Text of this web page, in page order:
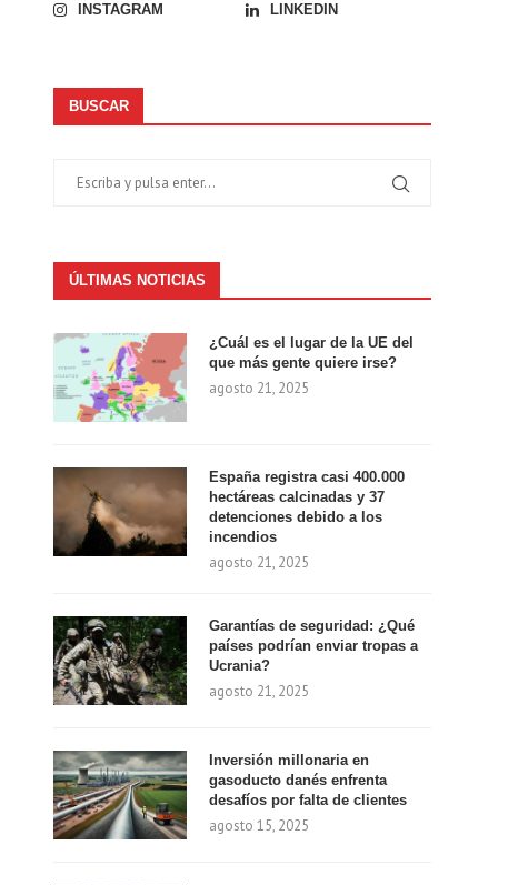
INSTAGRAM
LINKEDIN
BUSCAR
ÚLTIMAS NOTICIAS
¿Cuál es el lugar de la UE del
que más gente quiere irse?
agosto 21, 2025
España registra casi 400.000
hectáreas calcinadas y 37
detenciones debido a los
incendios
agosto 21, 2025
Garantías de seguridad: ¿Qué
países podrían enviar tropas a
Ucrania?
agosto 21, 2025
Inversión millonaria en
gasoducto danés enfrenta
desafíos por falta de clientes
agosto 15, 2025